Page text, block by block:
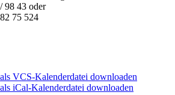
98 43 oder
75 524
VCS-Kalenderdatei downloaden
iCal-Kalenderdatei downloaden